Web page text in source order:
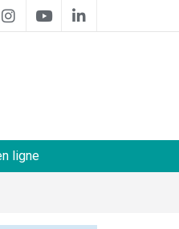
ligne